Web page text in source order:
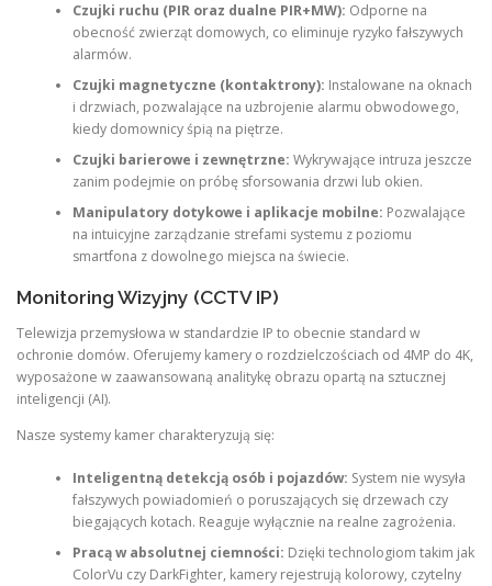
Czujki ruchu (PIR oraz dualne PIR+MW): Odporne na
obecność zwierząt domowych, co eliminuje ryzyko fałszywych
alarmów.
Czujki magnetyczne (kontaktrony): Instalowane na oknach
i drzwiach, pozwalające na uzbrojenie alarmu obwodowego,
kiedy domownicy śpią na piętrze.
Czujki barierowe i zewnętrzne: Wykrywające intruza jeszcze
zanim podejmie on próbę sforsowania drzwi lub okien.
Manipulatory dotykowe i aplikacje mobilne: Pozwalające
na intuicyjne zarządzanie strefami systemu z poziomu
smartfona z dowolnego miejsca na świecie.
Monitoring Wizyjny (CCTV IP)
Telewizja przemysłowa w standardzie IP to obecnie standard w
ochronie domów. Oferujemy kamery o rozdzielczościach od 4MP do 4K,
wyposażone w zaawansowaną analitykę obrazu opartą na sztucznej
inteligencji (AI).
Nasze systemy kamer charakteryzują się:
Inteligentną detekcją osób i pojazdów: System nie wysyła
fałszywych powiadomień o poruszających się drzewach czy
biegających kotach. Reaguje wyłącznie na realne zagrożenia.
Pracą w absolutnej ciemności: Dzięki technologiom takim jak
ColorVu czy DarkFighter, kamery rejestrują kolorowy, czytelny